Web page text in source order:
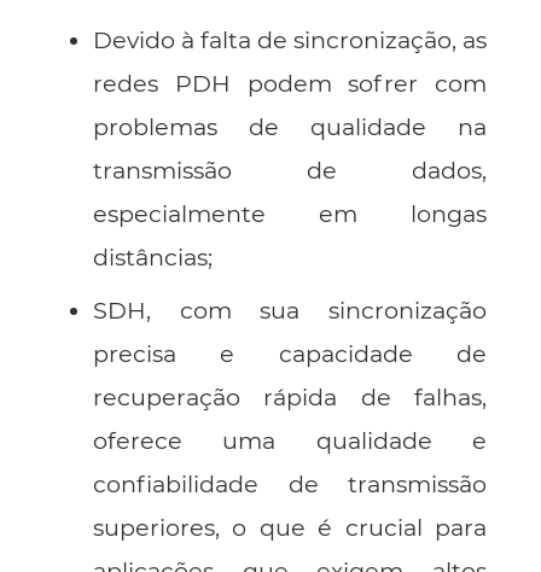
Devido à falta de sincronização, as
redes PDH podem sofrer com
problemas de qualidade na
transmissão de dados,
especialmente em longas
distâncias;
SDH, com sua sincronização
precisa e capacidade de
recuperação rápida de falhas,
oferece uma qualidade e
confiabilidade de transmissão
superiores, o que é crucial para